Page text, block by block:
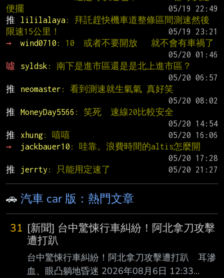
便擺
推
lililalaya: 拜託趕快機車道整條區間測速然後
限速15公里！
→
wind0710 : 10  或者不要開放   就不會有車禍了
噓
syldsk : 南下是進市區還是是北上進市區？
推
neomaster : 看到測速就生氣氣 真好笑
推
MoneyDay5566 : 笑死  速線20比較安全
推
xhung: 嘻嘻
→
jackbauer10 : 哇靠。浪費時間的altis怎麼開
推
jerrty : 只能用定速了
🚗 汽車 car 版：熱門文章
31 [新聞] 台中驚悚行車糾紛！阿北拿刀攻擊
遭打趴
台中驚悚行車糾紛！阿北拿刀攻擊遭打趴 耳滲
血、眼凸躺地昏迷 2026年08月6日 12:33